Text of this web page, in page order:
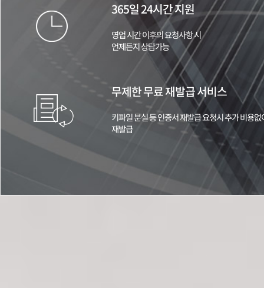
365일 24시간 지원
영업 시간 이후의 요청사항 시
언제든지 상담가능
무제한 무료 재발급 서비스
키파일 분실 등 인증서 재발급 요청시 추가 비용없
재발급